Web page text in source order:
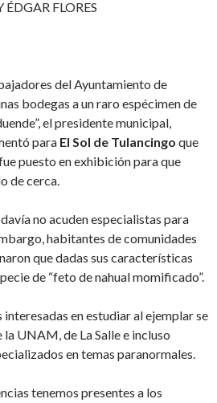
FLORES
del Ayuntamiento de
bodegas a un raro espécimen de
el presidente municipal,
para El Sol de Tulancingo que
puesto en exhibición para que
de cerca.
no acuden especialistas para
habitantes de comunidades
que dadas sus características
de “feto de nahual momificado”.
en estudiar al ejemplar se
UNAM, de La Salle e incluso
en temas paranormales.
tenemos presentes a los